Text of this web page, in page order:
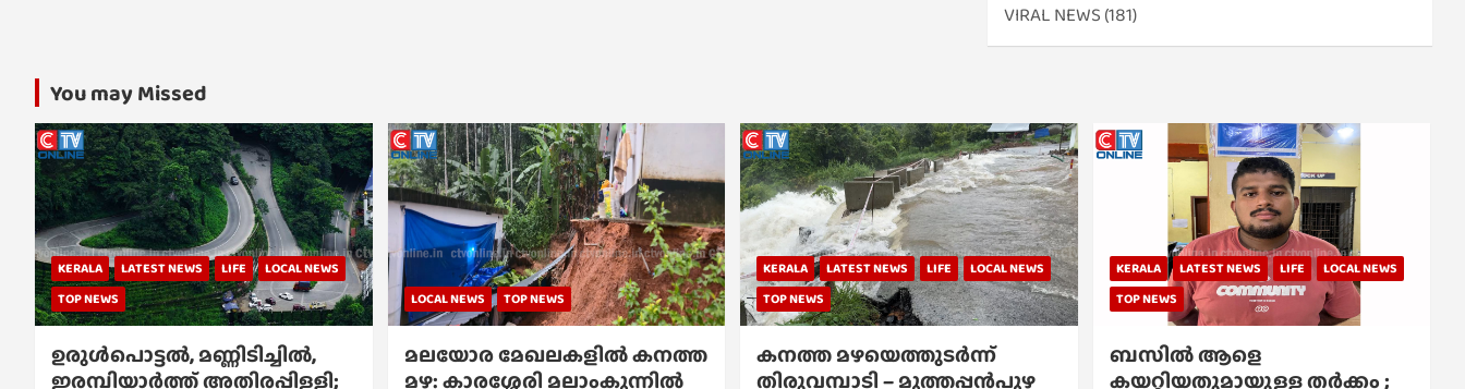
VIRAL NEWS (181)
You may Missed
KERALA LATEST NEWS LIFE
LOCAL NEWS
TOP NEWS
ഉരുൾപൊട്ടൽ, മണ്ണിടിച്ചിൽ,
ഇരമ്പിയാര്‍ത്ത് അതിരപ്പിള്ളി;
LOCAL NEWS TOP NEWS
മലയോര മേഖലകളിൽ കനത്ത
മഴ: കാരശ്ശേരി മലാംകുന്നിൽ
KERALA LATEST NEWS LIFE
LOCAL NEWS
TOP NEWS
കനത്ത മഴയെത്തുടർന്ന്
തിരുവമ്പാടി – മുത്തപ്പൻപുഴ
KERALA LATEST NEWS LIFE
LOCAL NEWS
TOP NEWS
ബസിൽ ആളെ
കയറ്റിയതുമായുള്ള തർക്കം ;